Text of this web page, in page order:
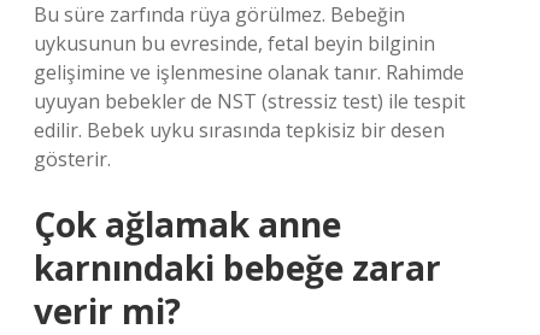
Bu süre zarfında rüya görülmez. Bebeğin
uykusunun bu evresinde, fetal beyin bilginin
gelişimine ve işlenmesine olanak tanır. Rahimde
uyuyan bebekler de NST (stressiz test) ile tespit
edilir. Bebek uyku sırasında tepkisiz bir desen
gösterir.
Çok ağlamak anne
karnındaki bebeğe zarar
verir mi?